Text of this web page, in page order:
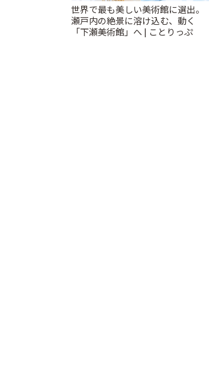
世界で最も美しい美術館に選出。
瀬戸内の絶景に溶け込む、動く
「下瀬美術館」へ | ことりっぷ